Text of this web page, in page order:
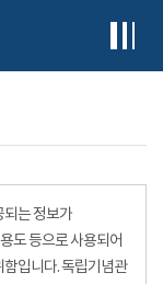
되는 정보가
도 등으로 사용되어
입니다. 독립기념관